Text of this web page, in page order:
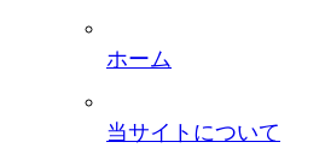
ホーム
当サイトについて